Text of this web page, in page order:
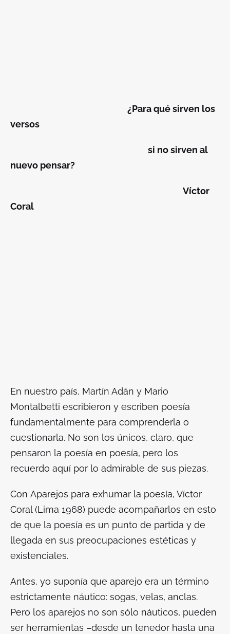
¿Para qué sirven los
versos
si no sirven al
nuevo pensar?
Víctor
Coral
En nuestro país, Martín Adán y Mario
Montalbetti escribieron y escriben poesía
fundamentalmente para comprenderla o
cuestionarla. No son los únicos, claro, que
pensaron la poesía en poesía, pero los
recuerdo aquí por lo admirable de sus piezas.
Con Aparejos para exhumar la poesía, Víctor
Coral (Lima 1968) puede acompañarlos en esto
de que la poesía es un punto de partida y de
llegada en sus preocupaciones estéticas y
existenciales.
Antes, yo suponía que aparejo era un término
estrictamente náutico: sogas, velas, anclas.
Pero los aparejos no son sólo náuticos, pueden
ser herramientas –desde un tenedor hasta una